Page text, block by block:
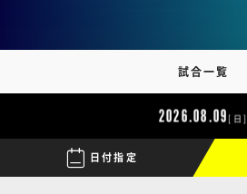
試合一覧
 日付指定
2026.08.09 [日]